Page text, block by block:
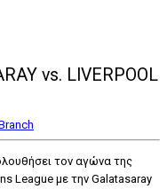
vs. LIVERPOOL
τον αγώνα της
League με την Galatasaray